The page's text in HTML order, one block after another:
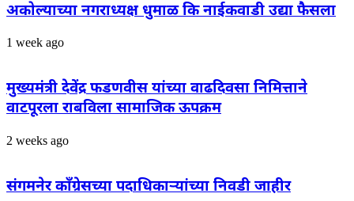
अकोल्याच्या नगराध्यक्ष धुमाळ कि नाईकवाडी उद्या फैसला
1 week ago
मुख्यमंत्री देवेंद्र फडणवीस यांच्या वाढदिवसा निमित्ताने
वाटपूरला राबविला सामाजिक ऊपक्रम
2 weeks ago
संगमनेर काँग्रेसच्या पदाधिकाऱ्यांच्या निवडी जाहीर